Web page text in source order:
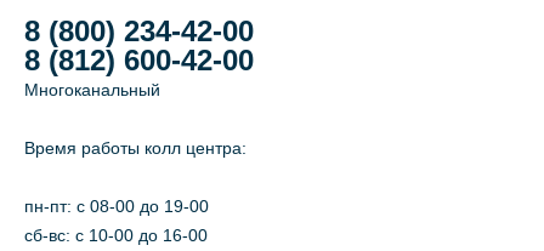
8 (800) 234-42-00
8 (812) 600-42-00
Многоканальный
Время работы колл центра:
пн-пт: c 08-00 до 19-00
сб-вс: с 10-00 до 16-00